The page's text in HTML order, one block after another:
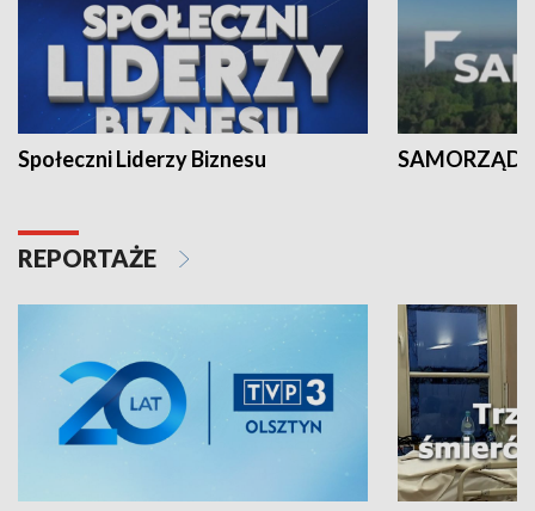
Społeczni Liderzy Biznesu SAMORZĄD
REPORTAŻE